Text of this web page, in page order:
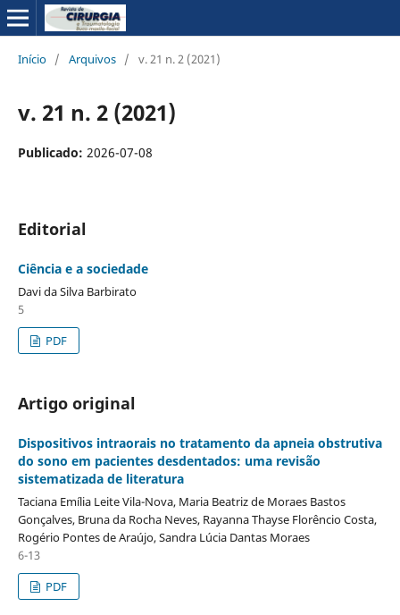
Início / Arquivos / v. 21 n. 2 (2021)
v. 21 n. 2 (2021)
Publicado: 2026-07-08
Editorial
Ciência e a sociedade
Davi da Silva Barbirato
5
PDF
Artigo original
Dispositivos intraorais no tratamento da apneia obstrutiva
do sono em pacientes desdentados: uma revisão
sistematizada de literatura
Taciana Emília Leite Vila-Nova, Maria Beatriz de Moraes Bastos
Gonçalves, Bruna da Rocha Neves, Rayanna Thayse Florêncio Costa,
Rogério Pontes de Araújo, Sandra Lúcia Dantas Moraes
6-13
PDF